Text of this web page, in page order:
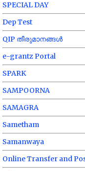
SPECIAL DAY
Dep Test
QIP തീരുമാനങ്ങൾ
e-grantz Portal
SPARK
SAMPOORNA
SAMAGRA
Sametham
Samanwaya
Online Transfer and